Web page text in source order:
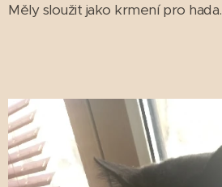
Měly sloužit jako krmení pro hada.